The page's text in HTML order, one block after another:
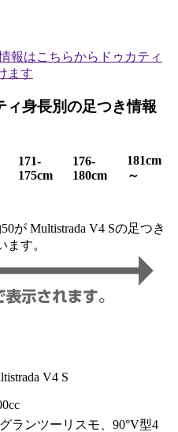
報はこちらからドゥカティ
ます
身長別の足つき情報
171-
175cm
176-
180cm
181cm
～
が Multistrada V4 Sの足つき
す。
V4 S
ランツーリスモ、90°V型4